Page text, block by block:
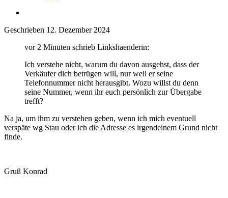
Geschrieben 12. Dezember 2024
vor 2 Minuten schrieb Linkshaenderin:
Ich verstehe nicht, warum du davon ausgehst, dass der
Verkäufer dich betrügen will, nur weil er seine
Telefonnummer nicht herausgibt. Wozu willst du denn
seine Nummer, wenn ihr euch persönlich zur Übergabe
trefft?
Na ja, um ihm zu verstehen geben, wenn ich mich eventuell
verspäte wg Stau oder ich die Adresse es irgendeinem Grund nicht
finde.
Gruß Konrad